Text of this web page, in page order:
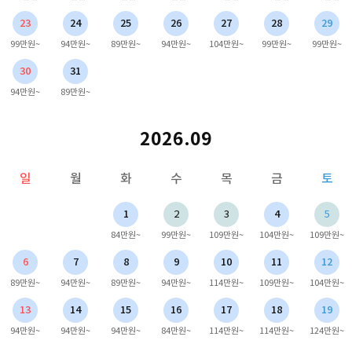
23
99만원~
24
94만원~
25
89만원~
26
94만원~
27
104만원~
28
99만원~
29
99만원~
30
94만원~
31
89만원~
2026.09
일 월 화 수 목 금 토
1
84만원~
2
99만원~
3
109만원~
4
104만원~
5
109만원~
6
89만원~
7
94만원~
8
89만원~
9
94만원~
10
114만원~
11
109만원~
12
104만원~
13
94만원~
14
94만원~
15
94만원~
16
84만원~
17
114만원~
18
114만원~
19
124만원~